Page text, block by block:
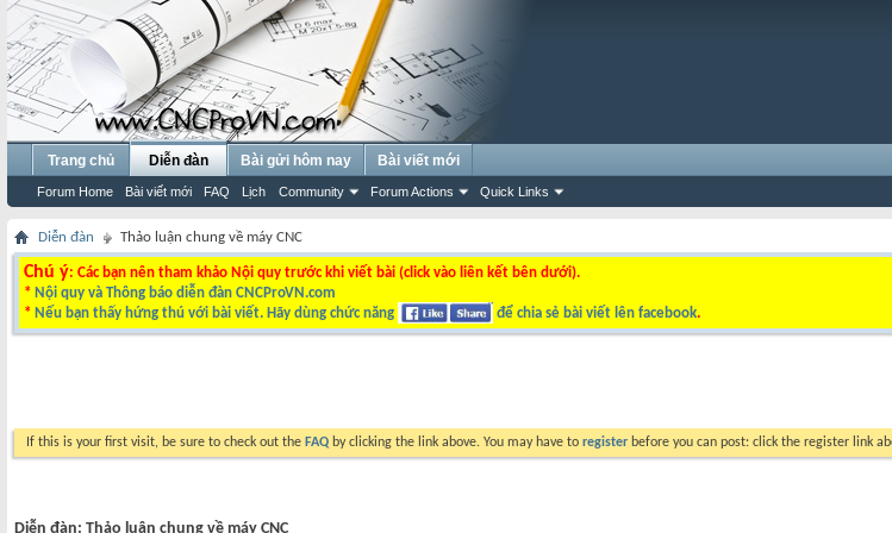
Trang chủ Diễn đàn
Forum Home Bài viết mới FAQ Lịch Community Forum Actions Quick Links
Bài gửi hôm nay Bài viết mới
Diễn đàn Thảo luận chung về máy CNC
Chú ý: Các bạn nên tham khảo Nội quy trước khi viết bài (click vào liên kết bên dưới).
* Nội quy và Thông báo diễn đàn CNCProVN.com
* Nếu bạn thấy hứng thú với bài viết. Hãy dùng chức năng để chia sẻ bài viết lên facebook.
If this is your first visit, be sure to check out the FAQ by clicking the link above. You may have to register before you can post: click the register link
Diễn đàn: Thảo luận chung về máy CNC